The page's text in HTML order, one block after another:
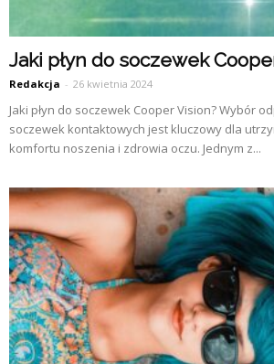
Jaki płyn do soczewek
Redakcja - 26 kwietnia 2024
Jaki płyn do soczewek Cooper Vision? Wybór
soczewek kontaktowych jest kluczowy dla
komfortu noszenia i zdrowia oczu. Jednym z...